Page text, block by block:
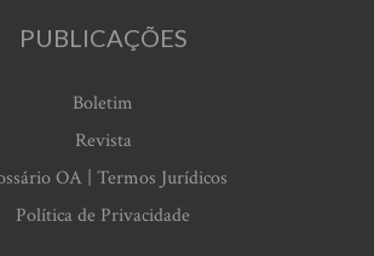
PUBLICAÇÕES
Boletim
Revista
OA | Termos Jurídicos
Política de Privacidade